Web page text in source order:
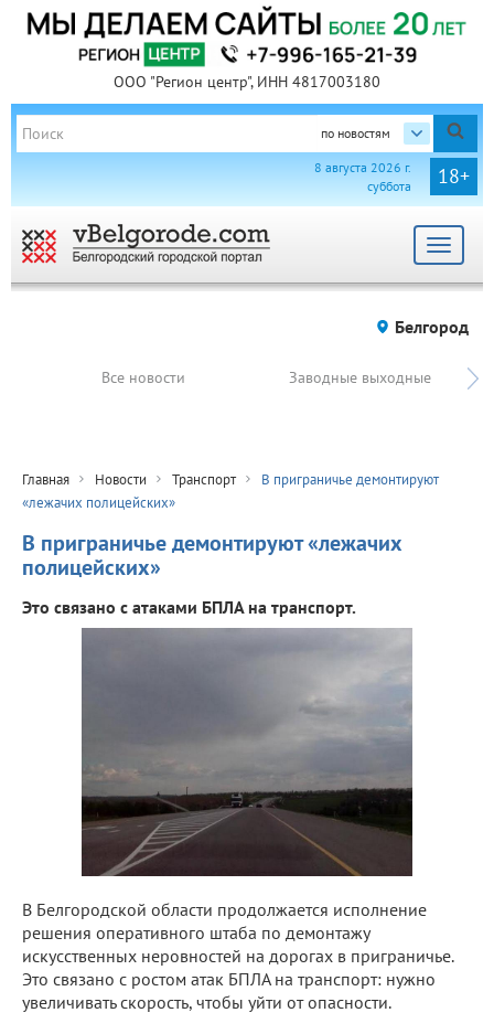
ООО "Регион центр", ИНН 4817003180
по новостям
18+
8 августа 2026 г.
суббота
Toggle
Белгород
Все новости Заводные выходные
Главная Новости Транспорт
В приграничье демонтируют
«лежачих полицейских»
В приграничье демонтируют «лежачих
полицейских»
Это связано с атаками БПЛА на транспорт.
В Белгородской области продолжается исполнение
решения оперативного штаба по демонтажу
искусственных неровностей на дорогах в приграничье.
Это связано с ростом атак БПЛА на транспорт: нужно
увеличивать скорость, чтобы уйти от опасности.